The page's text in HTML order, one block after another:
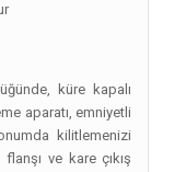
küre kapalı
aparatı, emniyetli
kilitlemenizi
ve kare çıkış